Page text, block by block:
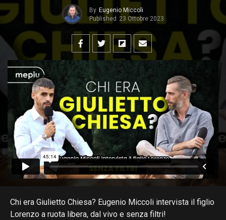
By Eugenio Miccoli
Published 23 Ottobre 2023
Chi era Giulietto Chiesa? Eugenio Miccoli intervista il figlio
Lorenzo a ruota libera, dal vivo e senza filtri!